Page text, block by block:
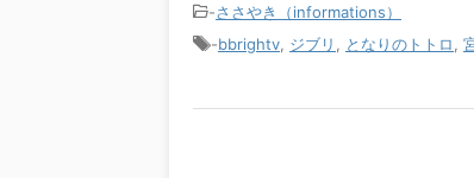
-ささやき（informations）
-bbrightv ジブリ となりのトトロ